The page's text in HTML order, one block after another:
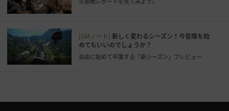
イ
ン
ペ
[GMノート] 新しく変わるシーズン！今冒険を始
めてもいいのでしょうか？
自由に始めて卒業する「新シーズン」プレビュー